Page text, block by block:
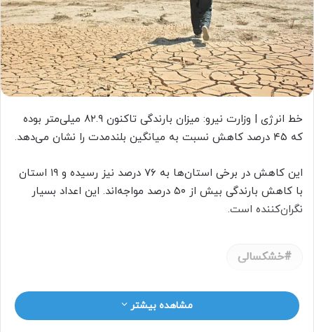
خط انرژی | وزارت نیرو: میزان بارندگی تاکنون ۸۲.۹ میلی‌متر بوده
که ۴۵ درصد کاهش نسبت به میانگین بلندمدت را نشان می‌دهد.
این کاهش در برخی استان‌ها به ۷۶ درصد نیز رسیده و ۱۹ استان
با کاهش بارندگی بیش از ۵۰ درصد مواجه‌اند. این اعداد بسیار
نگران‌کننده است.
خشکسالی
مشاهده بیشتر